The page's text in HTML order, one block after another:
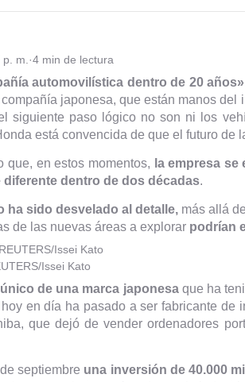
m. ·4 min de lectura
automovilística dentro de 20
japonesa, que están manos del
siguiente paso lógico no son ni los
está convencida de que el futuro de
que, en estos momentos, la empresa
dentro de dos décadas.
ha sido desvelado al detalle,más allá
de las nuevas áreas a explorar podrían
Issei Kato
de una marca japonesaque ha
en día ha pasado a ser fabricante
que dejó de vender ordenadores
septiembre una inversión de 40.000